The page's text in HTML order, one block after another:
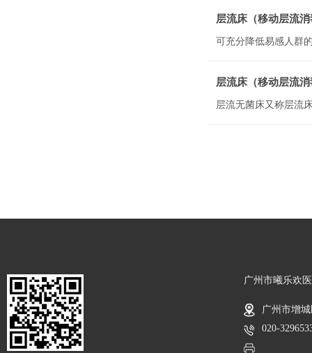
层流床（移动层流
层流床（移动层流
广州市曦乐欢
广州市增
020-